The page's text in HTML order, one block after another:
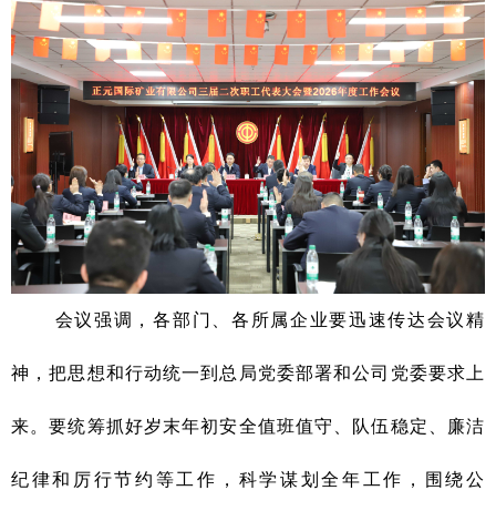
会议强调，各部门、各所属企业要迅速传达会议精
神，把思想和行动统一到总局党委部署和公司党委要求上
来。要统筹抓好岁末年初安全值班值守、队伍稳定、廉洁
纪律和厉行节约等工作，科学谋划全年工作，围绕公